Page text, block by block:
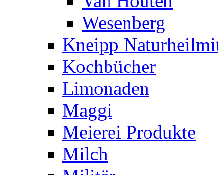
Wesenberg
Kneipp
Kochbücher
Limonaden
Maggi
Meierei Produkte
Milch